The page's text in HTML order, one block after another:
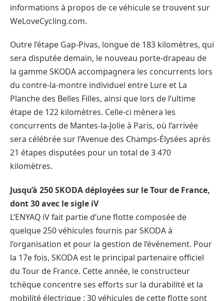
informations à propos de ce véhicule se trouvent sur
WeLoveCycling.com.
Outre l’étape Gap-Pivas, longue de 183 kilomètres, qui
sera disputée demain, le nouveau porte-drapeau de
la gamme SKODA accompagnera les concurrents lors
du contre-la-montre individuel entre Lure et La
Planche des Belles Filles, ainsi que lors de l’ultime
étape de 122 kilomètres. Celle-ci mènera les
concurrents de Mantes-la-Jolie à Paris, où l’arrivée
sera célébrée sur l’Avenue des Champs-Élysées après
21 étapes disputées pour un total de 3 470
kilomètres.
Jusqu’à 250 SKODA déployées sur le Tour de France,
dont 30 avec le sigle iV
L’ENYAQ iV fait partie d’une flotte composée de
quelque 250 véhicules fournis par SKODA à
l’organisation et pour la gestion de l’événement. Pour
la 17e fois, SKODA est le principal partenaire officiel
du Tour de France. Cette année, le constructeur
tchèque concentre ses efforts sur la durabilité et la
mobilité électrique : 30 véhicules de cette flotte sont